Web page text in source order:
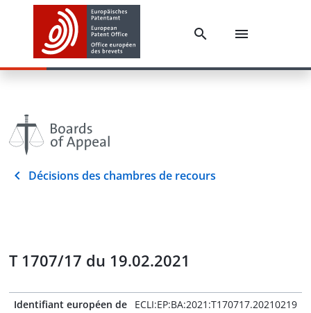
Décisions des chambres de recours
T 1707/17 du 19.02.2021
Identifiant européen de
ECLI:EP:BA:2021:T170717.20210219